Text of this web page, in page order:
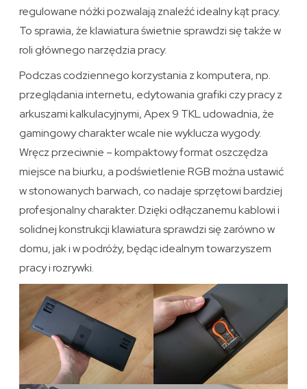
regulowane nóżki pozwalają znaleźć idealny kąt pracy.
To sprawia, że klawiatura świetnie sprawdzi się także w
roli głównego narzędzia pracy.
Podczas codziennego korzystania z komputera, np.
przeglądania internetu, edytowania grafiki czy pracy z
arkuszami kalkulacyjnymi, Apex 9 TKL udowadnia, że
gamingowy charakter wcale nie wyklucza wygody.
Wręcz przeciwnie – kompaktowy format oszczędza
miejsce na biurku, a podświetlenie RGB można ustawić
w stonowanych barwach, co nadaje sprzętowi bardziej
profesjonalny charakter. Dzięki odłączanemu kablowi i
solidnej konstrukcji klawiatura sprawdzi się zarówno w
domu, jak i w podróży, będąc idealnym towarzyszem
pracy i rozrywki.